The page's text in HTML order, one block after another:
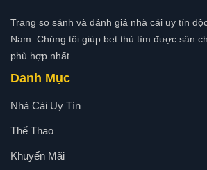
Trang so sánh và đánh giá nhà cái uy tín
Nam. Chúng tôi giúp bet thủ tìm được sân
phù hợp nhất.
Danh Mục
Nhà Cái Uy Tín
Thể Thao
Khuyến Mãi